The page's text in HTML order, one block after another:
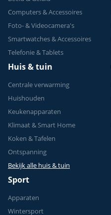
Computers & Accessoires
Foto- & Videocamera's
Smartwatches & Accessoires
Telefonie & Tablets
Huis & tuin
Centrale verwarming
Huishouden
Keukenapparaten
Klimaat & Smart Home
Koken & Tafelen
Ontspanning
Bekijk alle huis & tuin
Sport
Apparaten
Wintersport